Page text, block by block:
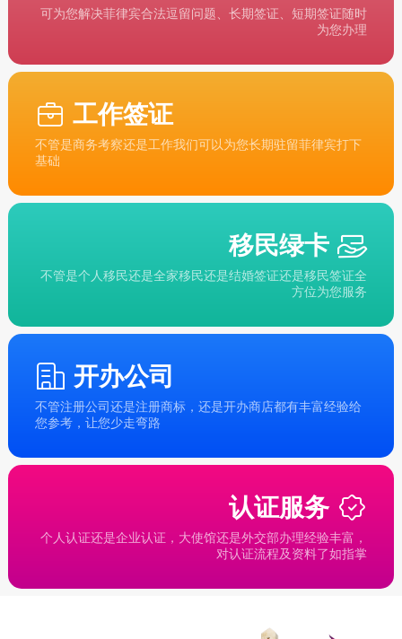
可为您解决菲律宾合法逗留问题、长期签证、短期签证随时
为您办理
工作签证
不管是商务考察还是工作我们可以为您长期驻留菲律宾打下
基础
移民绿卡
不管是个人移民还是全家移民还是结婚签证还是移民签证全
方位为您服务
开办公司
不管注册公司还是注册商标，还是开办商店都有丰富经验给
您参考，让您少走弯路
认证服务
个人认证还是企业认证，大使馆还是外交部办理经验丰富，
对认证流程及资料了如指掌